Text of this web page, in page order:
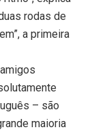
rodas de
a primeira
– são
maioria